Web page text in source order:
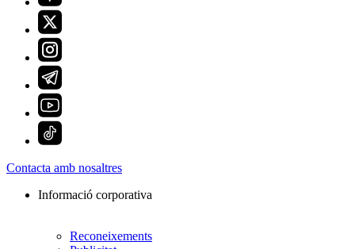
Contacta amb nosaltres
Informació corporativa
Reconeixements